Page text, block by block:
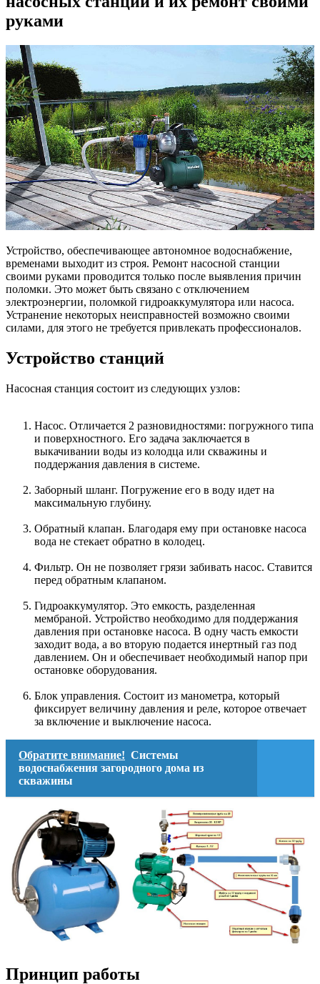
руками
Устройство, обеспечивающее автономное водоснабжение,
временами выходит из строя. Ремонт насосной станции
своими руками проводится только после выявления причин
поломки. Это может быть связано с отключением
электроэнергии, поломкой гидроаккумулятора или насоса.
Устранение некоторых неисправностей возможно своими
силами, для этого не требуется привлекать профессионалов.
Устройство станций
Насосная станция состоит из следующих узлов:
Насос. Отличается 2 разновидностями: погружного типа
и поверхностного. Его задача заключается в
выкачивании воды из колодца или скважины и
поддержания давления в системе.
Заборный шланг. Погружение его в воду идет на
максимальную глубину.
Обратный клапан. Благодаря ему при остановке насоса
вода не стекает обратно в колодец.
Фильтр. Он не позволяет грязи забивать насос. Ставится
перед обратным клапаном.
Гидроаккумулятор. Это емкость, разделенная
мембраной. Устройство необходимо для поддержания
давления при остановке насоса. В одну часть емкости
заходит вода, а во вторую подается инертный газ под
давлением. Он и обеспечивает необходимый напор при
остановке оборудования.
Блок управления. Состоит из манометра, который
фиксирует величину давления и реле, которое отвечает
за включение и выключение насоса.
Обратите внимание! Системы
водоснабжения загородного дома из
скважины
Принцип работы